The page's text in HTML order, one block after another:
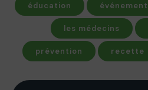
éducation
les médecins
prévention recette